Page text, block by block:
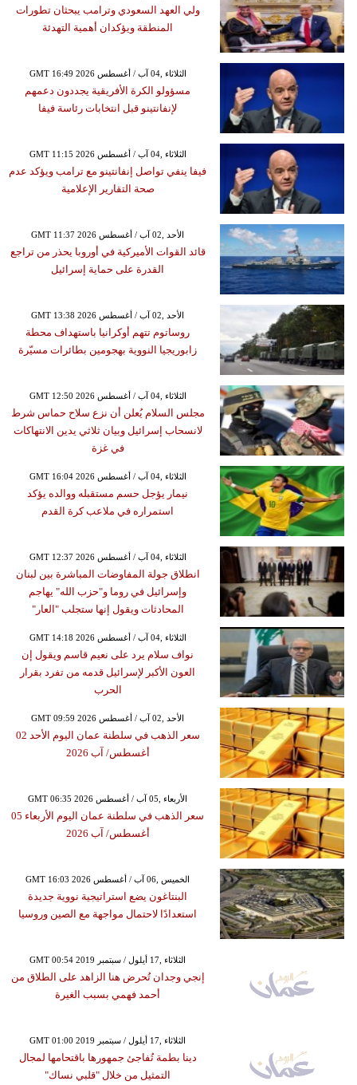
ولي العهد السعودي وترامب يبحثان تطورات
المنطقة ويؤكدان أهمية التهدئة
GMT 16:49 2026 الثلاثاء ,04 آب / أغسطس
مسؤولو الكرة الأفريقية يجددون دعمهم
لإنفانتينو قبل انتخابات رئاسة فيفا
GMT 11:15 2026 الثلاثاء ,04 آب / أغسطس
فيفا ينفي تواصل إنفانتينو مع ترامب ويؤكد عدم
صحة التقارير الإعلامية
GMT 11:37 2026 الأحد ,02 آب / أغسطس
قائد القوات الأميركية في أوروبا يحذر من تراجع
القدرة على حماية إسرائيل
GMT 13:38 2026 الأحد ,02 آب / أغسطس
روساتوم تتهم أوكرانيا باستهداف محطة
زابوريجيا النووية بهجومين بطائرات مسيّرة
GMT 12:50 2026 الثلاثاء ,04 آب / أغسطس
مجلس السلام يُعلن أن نزع سلاح حماس شرط
لانسحاب إسرائيل وبيان ثلاثي يدين الانتهاكات
في غزة
GMT 16:04 2026 الثلاثاء ,04 آب / أغسطس
نيمار يؤجل حسم مستقبله ووالده يؤكد
استمراره في ملاعب كرة القدم
GMT 12:37 2026 الثلاثاء ,04 آب / أغسطس
انطلاق جولة المفاوضات المباشرة بين لبنان
وإسرائيل في روما و"حزب الله" يهاجم
المحادثات ويقول إنها ستجلب "العار"
GMT 14:18 2026 الثلاثاء ,04 آب / أغسطس
نواف سلام يرد على نعيم قاسم ويقول إن
العون الأكبر لإسرائيل قدمه من تفرد بقرار
الحرب
GMT 09:59 2026 الأحد ,02 آب / أغسطس
سعر الذهب في سلطنة عمان اليوم الأحد 02
أغسطس/ آب 2026
GMT 06:35 2026 الأربعاء ,05 آب / أغسطس
سعر الذهب في سلطنة عمان اليوم الأربعاء 05
أغسطس/ آب 2026
GMT 16:03 2026 الخميس ,06 آب / أغسطس
البنتاغون يضع استراتيجية نووية جديدة
استعدادًا لاحتمال مواجهة مع الصين وروسيا
GMT 00:54 2019 الثلاثاء ,17 أيلول / سبتمبر
إنجي وجدان تُحرض هنا الزاهد على الطلاق من
أحمد فهمي بسبب الغيرة
GMT 01:00 2019 الثلاثاء ,17 أيلول / سبتمبر
دينا بطمة تُفاجئ جمهورها باقتحامها لمجال
التمثيل من خلال "قلبي نساك"